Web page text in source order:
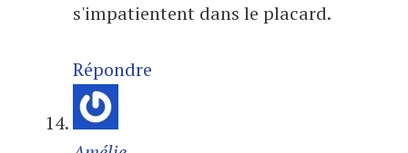
s'impatientent dans le placard.
Répondre